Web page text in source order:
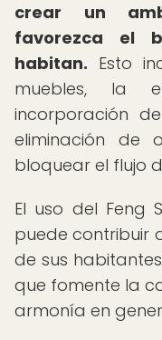
crear un
favorezca el
habitan. Esto
muebles, la
incorporación
eliminación de
bloquear el flujo
El uso del Feng
puede contribuir
de sus
que fomente la
armonía en